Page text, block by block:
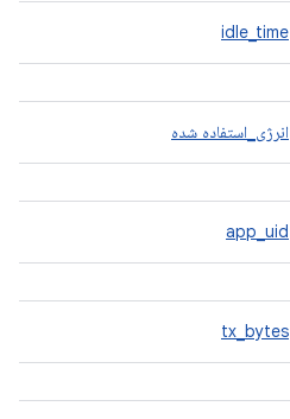
idle_time
انرژی_استفاده شده
app_uid
tx_bytes